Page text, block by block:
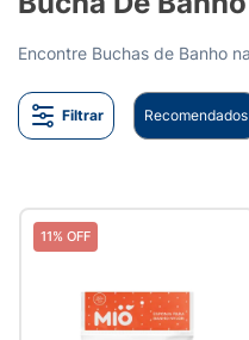
Filtrar Recomendados
11% OFF